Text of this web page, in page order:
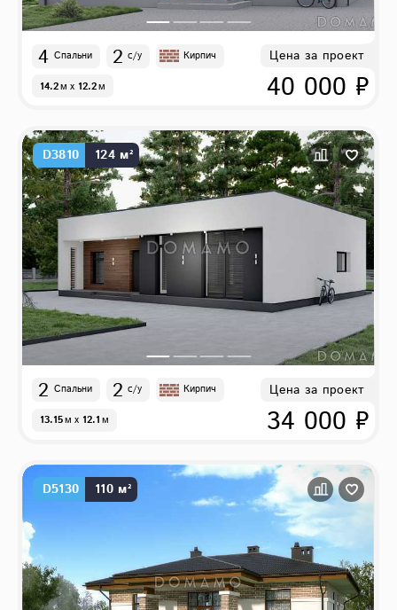
4 Спальни 2 с/у Кирпич
14.2м x 12.2м
Цена за проект
40 000 ₽
D3810 124 м²
2 Спальни 2 с/у Кирпич
13.15м x 12.1м
Цена за проект
34 000 ₽
D5130 110 м²